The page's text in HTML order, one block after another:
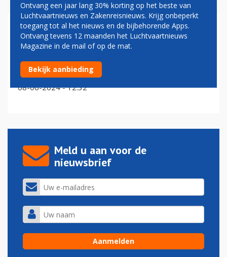
BILL ANDERS
Astronaut die 'opkomst van de aarde' fotografeerde
komt om bij vliegtuigcrash
08-06-2024 - 12:32
Meld u aan voor de
nieuwsbrief
Ontvang een jaar lang 30% korting op het beste van
Luchtvaartnieuws en Zakenreisnieuws. Krijg onbeperkt
toegang tot al het nieuws en de bijbehorende Apps.
Ontvang tevens 12 maanden het Luchtvaartnieuws
Magazine in de mail of op de mat.
Bekijk aanbieding